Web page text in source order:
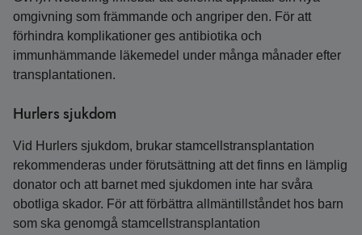
omgivning som främmande och angriper den. För att
förhindra komplikationer ges antibiotika och
immunhämmande läkemedel under många månader efter
transplantationen.
Hurlers sjukdom
Vid Hurlers sjukdom, brukar stamcellstransplantation
rekommenderas under förutsättning att det finns en lämplig
donator och att barnet med sjukdomen inte har svåra
obotliga skador. För att förbättra allmäntillståndet hos barn
som ska genomgå stamcellstransplantation